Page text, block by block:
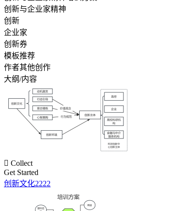
创新与企业家精神
创新
企业家
创新券
模板推荐
作者其他创作
大纲/内容
 Collect
Get Started
创新文化2222